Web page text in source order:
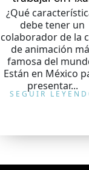
¿Qué
debe tener un
colaborador de la
de animación
famosa del
Están en México
presentar...
SEGUIR